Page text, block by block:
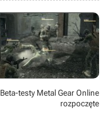
Beta-testy Metal Gear Online
rozpoczęte